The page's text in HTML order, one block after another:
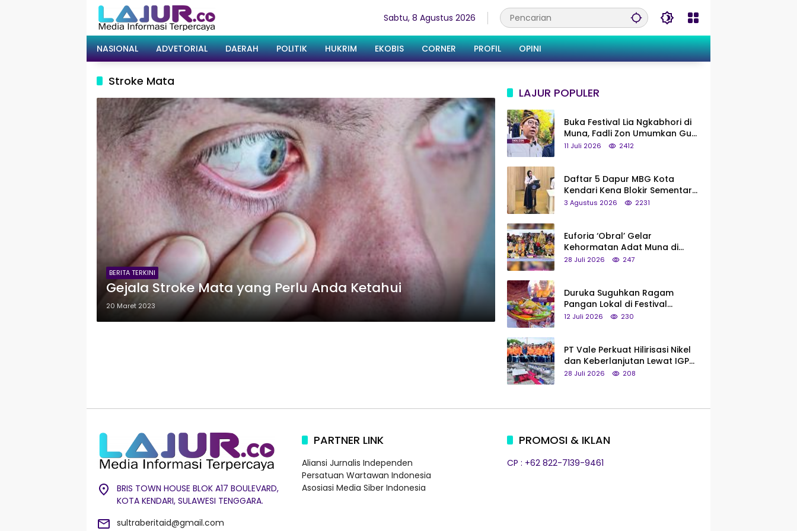
Sabtu, 8 Agustus 2026
NASIONAL ADVETORIAL DAERAH POLITIK HUKRIM EKOBIS CORNER PROFIL OPINI
Stroke Mata
BERITA TERKINI
Gejala Stroke Mata yang Perlu Anda Ketahui
20 Maret 2023
LAJUR POPULER
Buka Festival Lia Ngkabhori di
Muna, Fadli Zon Umumkan Gua
Metanduno Segera Naik Status
11 Juli 2026 2412
Daftar 5 Dapur MBG Kota
Kendari Kena Blokir Sementara
dari Pusat
3 Agustus 2026 2231
Euforia ‘Obral’ Gelar
Kehormatan Adat Muna di
Silaturahmi KKMM, Ridwan Bae:
28 Juli 2026 247
Duruka Suguhkan Ragam
Pangan Lokal di Festival
Liangkobhori, Dari Umbi Rebus
12 Juli 2026 230
PT Vale Perkuat Hilirisasi Nikel
dan Keberlanjutan Lewat IGP
Morowali
28 Juli 2026 208
BRIS TOWN HOUSE BLOK A17 BOULEVARD,
KOTA KENDARI, SULAWESI TENGGARA.
sultraberitaid@gmail.com
PARTNER LINK
Aliansi Jurnalis Independen
Persatuan Wartawan Indonesia
Asosiasi Media Siber Indonesia
PROMOSI & IKLAN
CP : +62 822-7139-9461